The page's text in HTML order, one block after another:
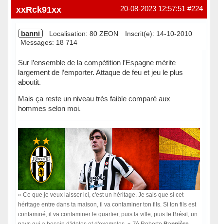
#224
20-08-2023 12:57:51
xxRck91xx
banni Localisation: 80 ZEON
Inscrit(e): 14-10-2010
Messages: 18 714
Sur l’ensemble de la compétition l’Espagne mérite
largement de l’emporter. Attaque de feu et jeu le plus
aboutit.
Mais ça reste un niveau très faible comparé aux
hommes selon moi.
« Ce que je veux laisser ici, c'est un héritage. Je sais que si cet
héritage entre dans ta maison, il va contaminer ton fils. Si ton fils est
contaminé, il va contaminer le quartier, puis la ville, puis le Brésil, un